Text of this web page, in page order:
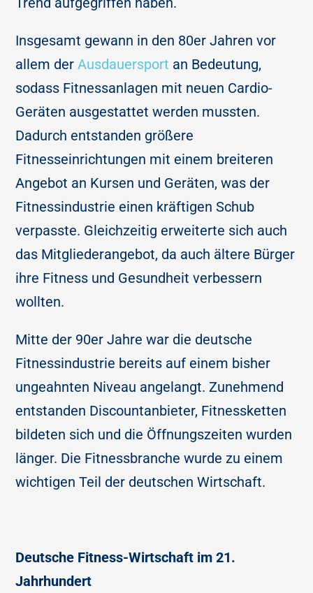
Insgesamt gewann in den 80er Jahren vor
allem der Ausdauersport an Bedeutung,
sodass Fitnessanlagen mit neuen Cardio-
Geräten ausgestattet werden mussten.
Dadurch entstanden größere
Fitnesseinrichtungen mit einem breiteren
Angebot an Kursen und Geräten, was der
Fitnessindustrie einen kräftigen Schub
verpasste. Gleichzeitig erweiterte sich auch
das Mitgliederangebot, da auch ältere Bürger
ihre Fitness und Gesundheit verbessern
wollten.
Mitte der 90er Jahre war die deutsche
Fitnessindustrie bereits auf einem bisher
ungeahnten Niveau angelangt. Zunehmend
entstanden Discountanbieter, Fitnessketten
bildeten sich und die Öffnungszeiten wurden
länger. Die Fitnessbranche wurde zu einem
wichtigen Teil der deutschen Wirtschaft.
Deutsche Fitness-Wirtschaft im 21.
Jahrhundert